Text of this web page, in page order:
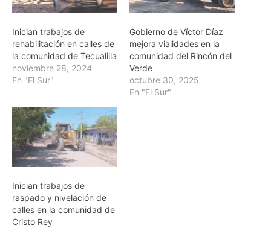
Inician trabajos de
rehabilitación en calles de
la comunidad de Tecualilla
noviembre 28, 2024
En "El Sur"
Gobierno de Víctor Díaz
mejora vialidades en la
comunidad del Rincón del
Verde
octubre 30, 2025
En "El Sur"
Inician trabajos de
raspado y nivelación de
calles en la comunidad de
Cristo Rey